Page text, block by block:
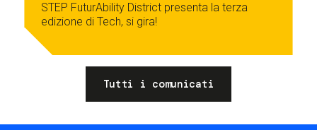
STEP FuturAbility District presenta la terza
edizione di Tech, si gira!
Tutti i comunicati